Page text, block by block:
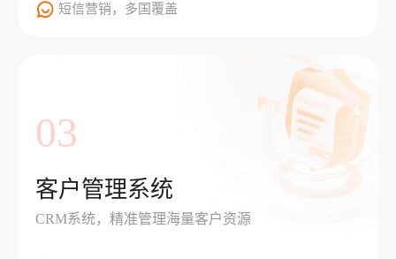
短信营销，多国覆盖
03
客户管理系统
CRM系统，精准管理海量客户资源